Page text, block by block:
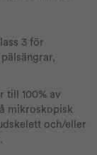
3 för
till 100% av
mikroskopisk
och/eller